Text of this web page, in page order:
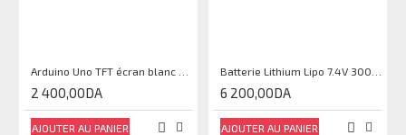
2 400,00DA
AJOUTER AU PANIER
6 200,00DA
AJOUTER AU PANIER